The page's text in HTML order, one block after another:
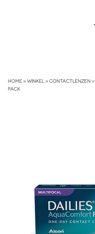
HOME»WINKEL »CONTACTLENZEN»
PACK